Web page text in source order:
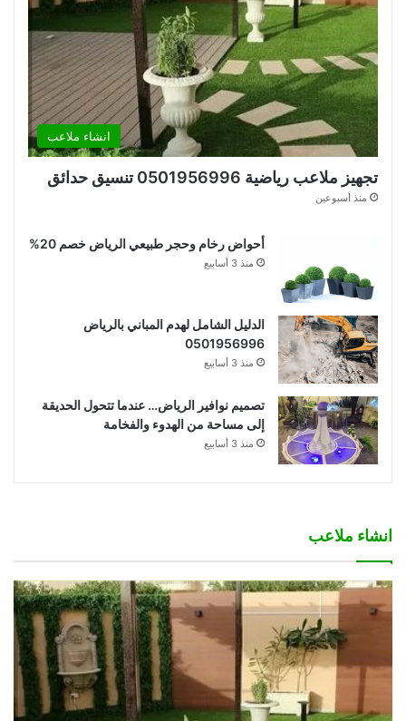
انشاء ملاعب
تجهيز ملاعب رياضية 0501956996 تنسيق حدائق
منذ أسبوعين
أحواض رخام وحجر طبيعي الرياض خصم 20%
منذ 3 أسابيع
الدليل الشامل لهدم المباني بالرياض
0501956996
منذ 3 أسابيع
تصميم نوافير الرياض… عندما تتحول الحديقة
إلى مساحة من الهدوء والفخامة
منذ 3 أسابيع
انشاء ملاعب